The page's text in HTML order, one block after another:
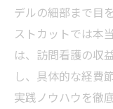
デルの細部まで目
ストカットでは本
は、訪問看護の収
し、具体的な経費
実践ノウハウを徹